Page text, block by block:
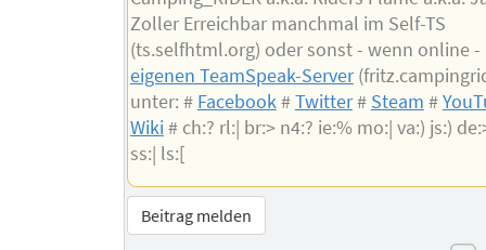
Zoller Erreichbar manchmal im Self-TS
(ts.selfhtml.org) oder sonst - wenn online -
eigenen TeamSpeak-Server
unter: # Facebook#Twitter# Steam #
Wiki# ch:? rl:| br:> n4:? ie:% mo:| va:) js:)
ss:| ls:[
Beitrag melden